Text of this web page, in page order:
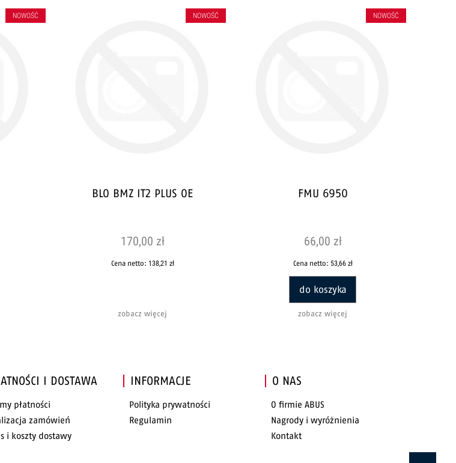
NOWOŚĆ
BLO BMZ IT2 PLUS OE
170,00 zł
Cena netto: 138,21 zł
zobacz więcej
NOWOŚĆ
FMU 6950
66,00 zł
Cena netto: 53,66 zł
do koszyka
zobacz więcej
NOWOŚĆ
I DOSTAWA
płatności
zamówień
i koszty dostawy
INFORMACJE
Polityka prywatności
Regulamin
O NAS
O firmie ABUS
Nagrody i wyróżnienia
Kontakt